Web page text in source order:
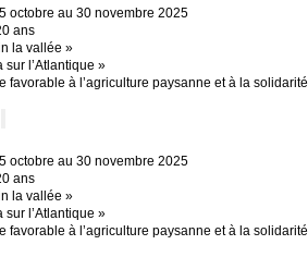
octobre au 30 novembre 2025
ans
la vallée »
sur l’Atlantique »
favorable à l’agriculture paysanne et à la solidarité
octobre au 30 novembre 2025
ans
la vallée »
sur l’Atlantique »
favorable à l’agriculture paysanne et à la solidarité